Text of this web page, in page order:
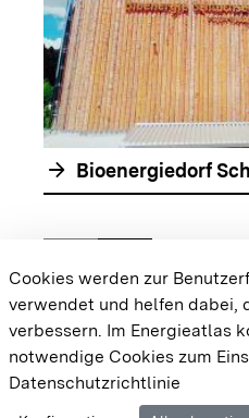
arrow_forward Bioenergiedorf
Zur vorhergehenden
chevron_rightZur nächsten
{{/displayPraxisbeispielMap}}
Cookie-Einstellungen
Cookies werden zur
verwendet und helfen dabei,
verbessern. Im Energieatlas
notwendige Cookies zum
Datenschutzrichtlinie